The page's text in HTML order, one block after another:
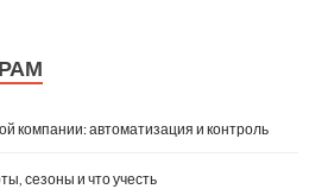
компании: автоматизация и контроль
сезоны и что учесть